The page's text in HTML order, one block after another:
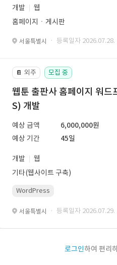
개발
웹
홈페이지ㆍ게시판
서울특별시 · 등록일자 2026.07.28.
📔 외주 모집 중
웹툰 출판사 홈페이지 워드
S) 개발
예상 금액
6,000,000원
예상 기간
45일
개발
웹
기타(웹사이트 구축)
WordPress
서울특별시 · 등록일자 2026.07.29.
로그인하여 편리